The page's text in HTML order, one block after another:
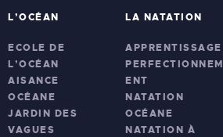
L’OCÉAN
ECOLE DE
L’OCÉAN
AISANCE
OCÉANE
JARDIN DES
VAGUES
LA NATATION
APPRENTISSAGE
PERFECTIONNEM
ENT
NATATION
OCÉANE
NATATION À